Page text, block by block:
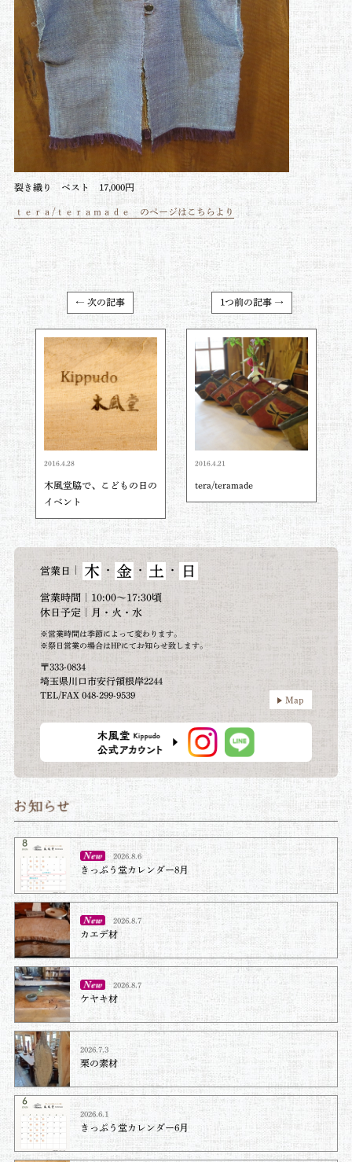
裂き織り ベスト 17,000円
ｔｅｒａ/ｔｅｒａｍａｄｅ のページはこちらより
← 次の記事
2016.4.28
木風堂脇で、こどもの日の
イベント
1つ前の記事 →
2016.4.21
tera/teramade
営業日 木 ・ 金 ・ 土 ・ 日
営業時間｜10:00～17:30頃
休日予定｜月・火・水
※営業時間は季節によって変わります。
※祭日営業の場合はHPにてお知らせ致します。
〒333-0834
埼玉県川口市安行領根岸2244
TEL/FAX 048-299-9539
Map
2026.8.6
きっぷう堂カレンダー8月
2026.8.7
カエデ材
2026.8.7
ケヤキ材⁡
2026.7.3
栗の素材
2026.6.1
きっぷう堂カレンダー6月